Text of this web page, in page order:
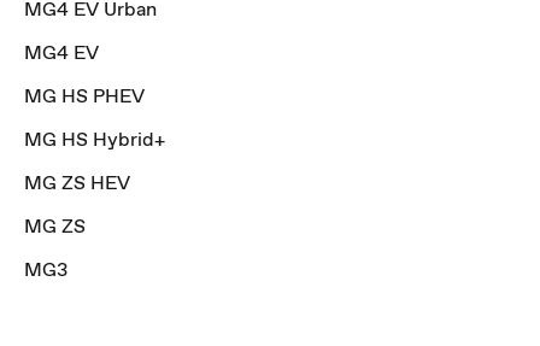
MG4 EV Urban
MG4 EV
MG HS PHEV
MG HS Hybrid+
MG ZS HEV
MG ZS
MG3